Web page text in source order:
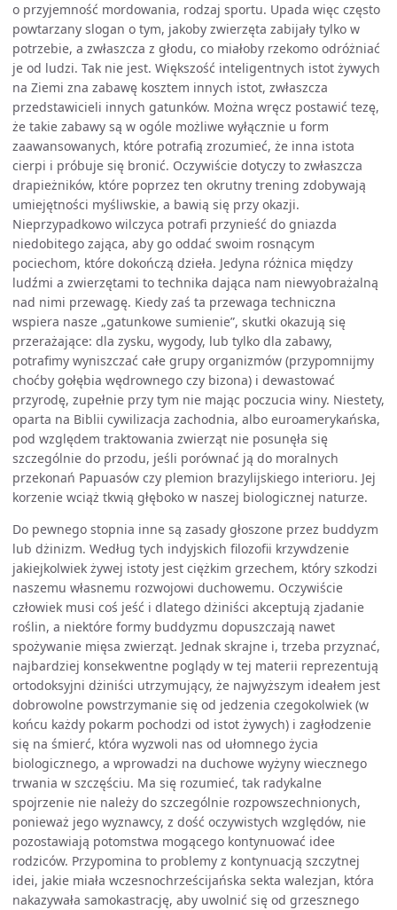
o przyjemność mordowania, rodzaj sportu. Upada więc często
powtarzany slogan o tym, jakoby zwierzęta zabijały tylko w
potrzebie, a zwłaszcza z głodu, co miałoby rzekomo odróżniać
je od ludzi. Tak nie jest. Większość inteligentnych istot żywych
na Ziemi zna zabawę kosztem innych istot, zwłaszcza
przedstawicieli innych gatunków. Można wręcz postawić tezę,
że takie zabawy są w ogóle możliwe wyłącznie u form
zaawansowanych, które potrafią zrozumieć, że inna istota
cierpi i próbuje się bronić. Oczywiście dotyczy to zwłaszcza
drapieżników, które poprzez ten okrutny trening zdobywają
umiejętności myśliwskie, a bawią się przy okazji.
Nieprzypadkowo wilczyca potrafi przynieść do gniazda
niedobitego zająca, aby go oddać swoim rosnącym
pociechom, które dokończą dzieła. Jedyna różnica między
ludźmi a zwierzętami to technika dająca nam niewyobrażalną
nad nimi przewagę. Kiedy zaś ta przewaga techniczna
wspiera nasze „gatunkowe sumienie”, skutki okazują się
przerażające: dla zysku, wygody, lub tylko dla zabawy,
potrafimy wyniszczać całe grupy organizmów (przypomnijmy
choćby gołębia wędrownego czy bizona) i dewastować
przyrodę, zupełnie przy tym nie mając poczucia winy. Niestety,
oparta na Biblii cywilizacja zachodnia, albo euroamerykańska,
pod względem traktowania zwierząt nie posunęła się
szczególnie do przodu, jeśli porównać ją do moralnych
przekonań Papuasów czy plemion brazylijskiego interioru. Jej
korzenie wciąż tkwią głęboko w naszej biologicznej naturze.
Do pewnego stopnia inne są zasady głoszone przez buddyzm
lub dżinizm. Według tych indyjskich filozofii krzywdzenie
jakiejkolwiek żywej istoty jest ciężkim grzechem, który szkodzi
naszemu własnemu rozwojowi duchowemu. Oczywiście
człowiek musi coś jeść i dlatego dżiniści akceptują zjadanie
roślin, a niektóre formy buddyzmu dopuszczają nawet
spożywanie mięsa zwierząt. Jednak skrajne i, trzeba przyznać,
najbardziej konsekwentne poglądy w tej materii reprezentują
ortodoksyjni dżiniści utrzymujący, że najwyższym ideałem jest
dobrowolne powstrzymanie się od jedzenia czegokolwiek (w
końcu każdy pokarm pochodzi od istot żywych) i zagłodzenie
się na śmierć, która wyzwoli nas od ułomnego życia
biologicznego, a wprowadzi na duchowe wyżyny wiecznego
trwania w szczęściu. Ma się rozumieć, tak radykalne
spojrzenie nie należy do szczególnie rozpowszechnionych,
ponieważ jego wyznawcy, z dość oczywistych względów, nie
pozostawiają potomstwa mogącego kontynuować idee
rodziców. Przypomina to problemy z kontynuacją szczytnej
idei, jakie miała wczesnochrześcijańska sekta walezjan, która
nakazywała samokastrację, aby uwolnić się od grzesznego